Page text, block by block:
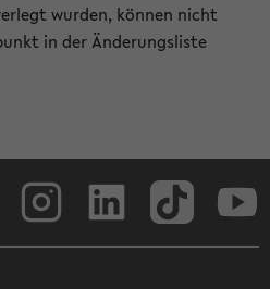
wurden, können nicht
in der Änderungsliste